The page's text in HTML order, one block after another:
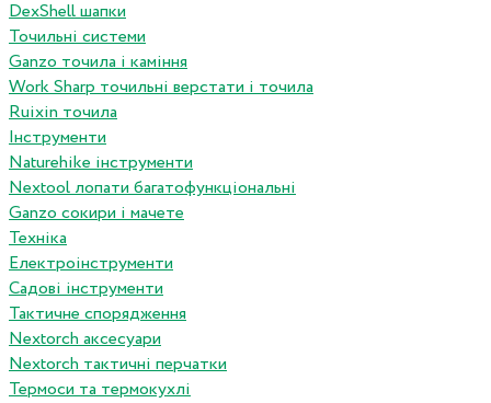
DexShell шапки
Точильні системи
Ganzo точила і каміння
Work Sharp точильні верстати і точила
Ruixin точила
Інструменти
Naturehike інструменти
Nextool лопати багатофункціональні
Ganzo сокири і мачете
Техніка
Електроінструменти
Садові інструменти
Тактичне спорядження
Nextorch аксесуари
Nextorch тактичні перчатки
Термоси та термокухлі